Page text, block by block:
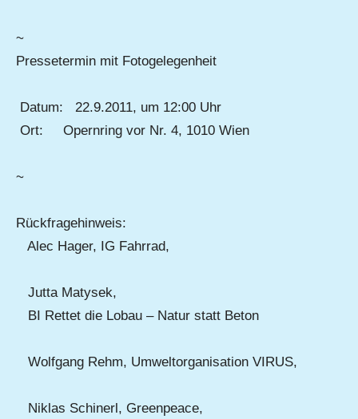
~
Pressetermin mit Fotogelegenheit
Datum: 22.9.2011, um 12:00 Uhr
Ort: Opernring vor Nr. 4, 1010 Wien
~
Rückfragehinweis:
Alec Hager, IG Fahrrad,
Jutta Matysek,
BI Rettet die Lobau – Natur statt Beton
Wolfgang Rehm, Umweltorganisation VIRUS,
Niklas Schinerl, Greenpeace,